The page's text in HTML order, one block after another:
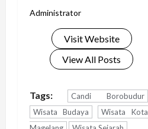
Administrator
Visit Website
View All Posts
Tags:
Candi Borobudur
Wisata Budaya
Wisata Kota